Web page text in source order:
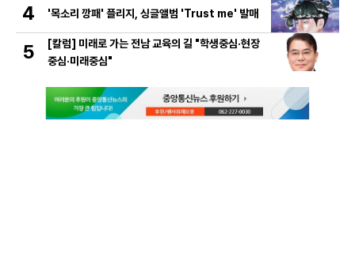
4 '목소리 깡패' 플리지, 싱글앨범 'Trust me' 발매
5
[칼럼] 미래로 가는 전남 교육의 길 "학생중심·현장
중심·미래중심"